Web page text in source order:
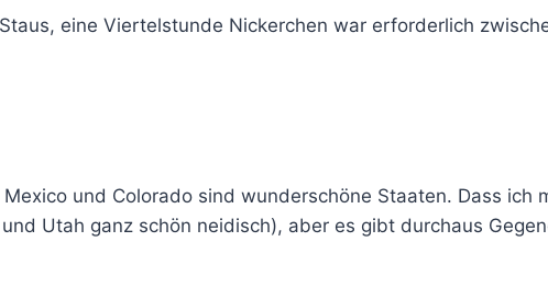
eine Viertelstunde Nickerchen war erforderlich
und Colorado sind wunderschöne Staaten. Dass ich
Utah ganz schön neidisch), aber es gibt durchaus